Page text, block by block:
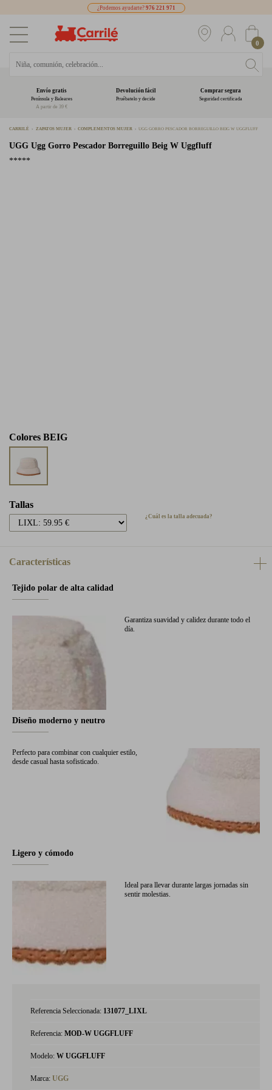
¿Podemos ayudarte? 976 221 971
0
Envío gratis
Península y Baleares
A partir de 39 €
Devolución fácil
Pruébatelo y decide
Comprar segura
Seguridad certificada
CARRILÉ ZAPATOS MUJER COMPLEMENTOS MUJER UGG GORRO PESCADOR BORREGUILLO BEIG W UGGFLUFF
UGG Ugg Gorro Pescador Borreguillo Beig W Uggfluff
*****
Colores BEIG
Tallas
¿Cuál es la talla adecuada?
Características
Tejido polar de alta calidad
Garantiza suavidad y calidez durante todo el
día.
Diseño moderno y neutro
Perfecto para combinar con cualquier estilo,
desde casual hasta sofisticado.
Ligero y cómodo
Ideal para llevar durante largas jornadas sin
sentir molestias.
Referencia Seleccionada: 131077_LIXL
Referencia: MOD-W UGGFLUFF
Modelo: W UGGFLUFF
Marca: UGG